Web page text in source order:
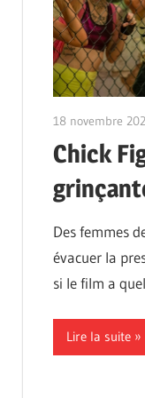
18 novembre
Chick
Des femmes
évacuer la
si le film a
Lire la suite